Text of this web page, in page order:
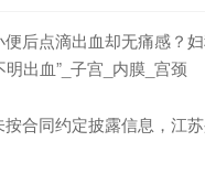
后点滴出血却无痛感？
出血”_子宫_内膜_宫颈
合同约定披露信息，江